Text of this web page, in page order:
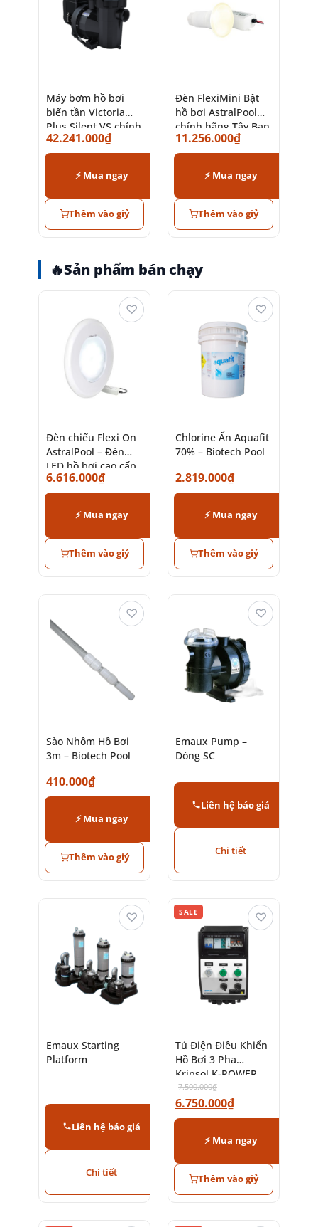
Máy bơm hồ bơi
biến tần Victoria
Plus Silent VS chính
hãng Tây Ban Nha
42.241.000₫
⚡ Mua ngay
Thêm vào giỷ
Đèn FlexiMini Bật
hồ bơi AstralPool
chính hãng Tây Ban
Nha
11.256.000₫
⚡ Mua ngay
Thêm vào giỷ
🔥Sản phẩm bán chạy
Đèn chiếu Flexi On
AstralPool – Đèn
LED hồ bơi cao cấp
chính hãng
6.616.000₫
⚡ Mua ngay
Thêm vào giỷ
♡
Chlorine Ấn Aquafit
70% – Biotech Pool
2.819.000₫
⚡ Mua ngay
Thêm vào giỷ
♡
Sào Nhôm Hồ Bơi
3m – Biotech Pool
410.000₫
⚡ Mua ngay
Thêm vào giỷ
♡
Emaux Pump –
Dòng SC
Liên hệ báo giá
Chi tiết
♡
Emaux Starting
Platform
Liên hệ báo giá
Chi tiết
♡ SALE
Tủ Điện Điều Khiển
Hồ Bơi 3 Pha
Kripsol K-POWER
7.500.000₫
6.750.000₫
⚡ Mua ngay
Thêm vào giỷ
♡